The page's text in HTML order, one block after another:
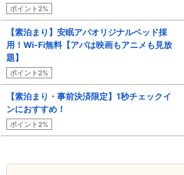
ポイント2%
【素泊まり】安眠アパオリジナルベッド採
用！Wi-Fi無料【アパは映画もアニメも見放
題】
ポイント2%
【素泊まり・事前決済限定】1秒チェックイ
ンにおすすめ！
ポイント2%